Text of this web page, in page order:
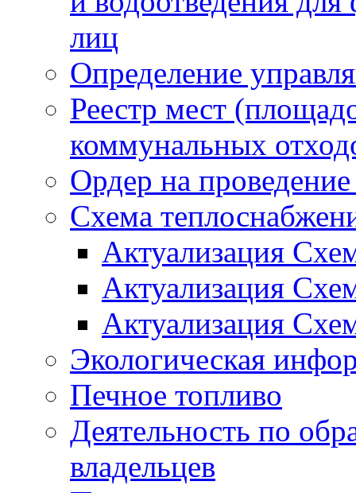
лиц
Определение
Реестр мест
коммунальных
Ордер на
Схема
Актуализация
Актуализация
Актуализация
Экологическая
Печное топливо
Деятельность по
владельцев